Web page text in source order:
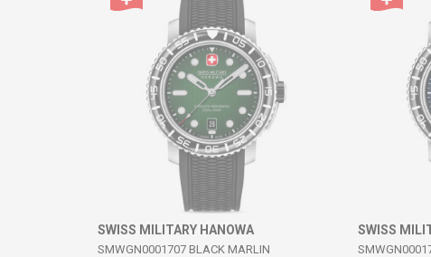
SWISS MILITARY HANOWA
SMWGN0001707 BLACK MARLIN
SWISS